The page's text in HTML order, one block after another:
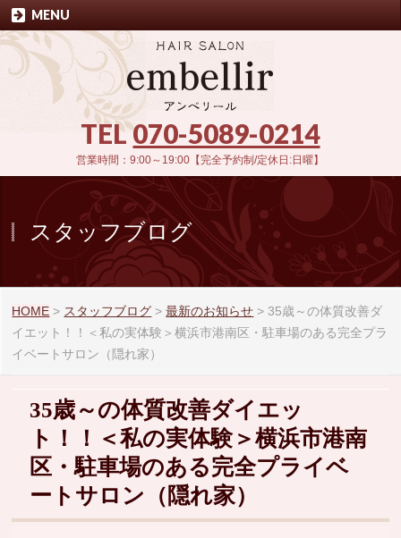
TEL070-5089-0214
営業時間：9:00～19:00【完全予約制/定休日:日曜】
MENU
スタッフブログ
HOME > スタッフブログ >最新のお知らせ > 35歳～の体質改善ダ
イエット！！＜私の実体験＞横浜市港南区・駐車場のある完全プラ
イベートサロン（隠れ家）
35歳～の体質改善ダイエッ
ト！！＜私の実体験＞横浜市港南
区・駐車場のある完全プライベ
ートサロン（隠れ家）